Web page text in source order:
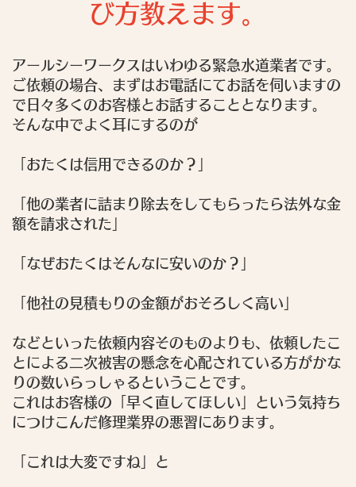
び方教えます。
アールシーワークスはいわゆる緊急水道業者です。
ご依頼の場合、まずはお電話にてお話を伺いますの
で日々多くのお客様とお話することとなります。
そんな中でよく耳にするのが
「おたくは信用できるのか？」
「他の業者に詰まり除去をしてもらったら法外な金
額を請求された」
「なぜおたくはそんなに安いのか？」
「他社の見積もりの金額がおそろしく高い」
などといった依頼内容そのものよりも、依頼したこ
とによる二次被害の懸念を心配されている方がかな
りの数いらっしゃるということです。
これはお客様の「早く直してほしい」という気持ち
につけこんだ修理業界の悪習にあります。
「これは大変ですね」 と